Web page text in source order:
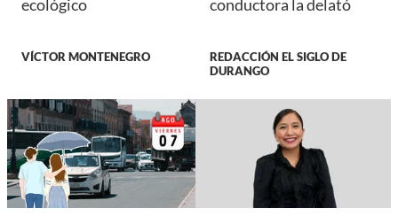
ecológico
VÍCTOR MONTENEGRO
conductora la delató
REDACCIÓN EL SIGLO DE
DURANGO